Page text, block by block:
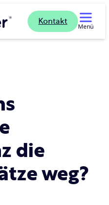
Kontakt
Menü
die
weg?